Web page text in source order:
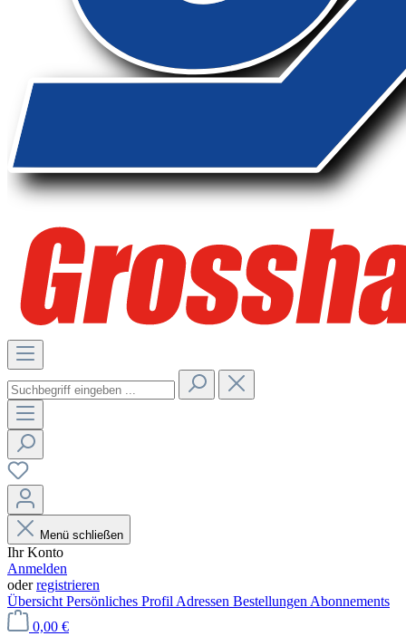
Menü schließen
Ihr Konto
Anmelden
oderregistrieren
Übersicht Persönliches Profil Adressen Bestellungen Abonnements
0,00 €